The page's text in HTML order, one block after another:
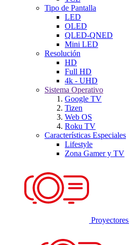
Tipo de Pantalla
LED
OLED
QLED-QNED
Mini LED
Resolución
HD
Full HD
4k - UHD
Sistema Operativo
Google TV
Tizen
Web OS
Roku TV
Características Especiales
Lifestyle
Zona Gamer y TV
Proyectores